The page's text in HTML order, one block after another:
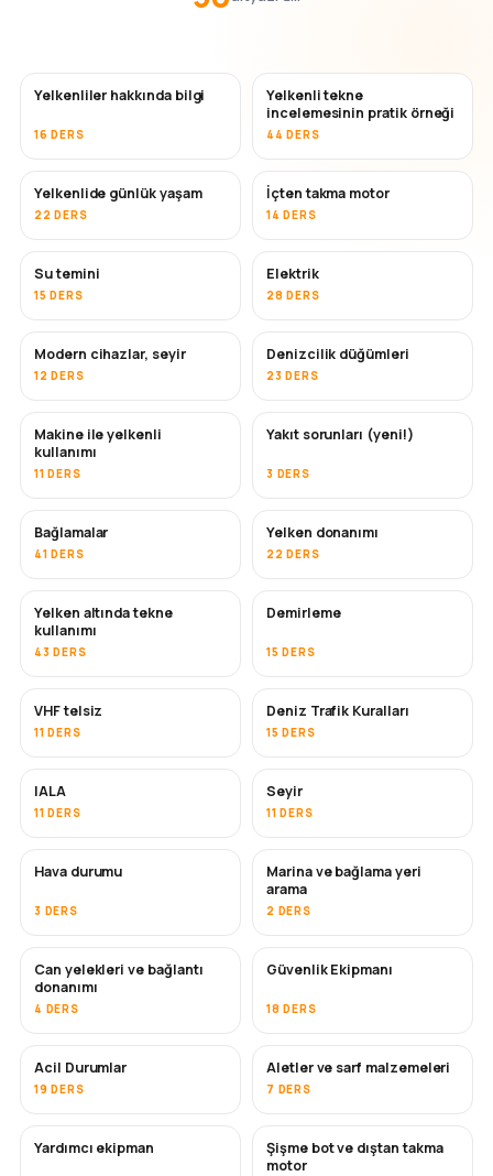
Yelkenliler hakkında bilgi
16 DERS
Yelkenli tekne
incelemesinin pratik örneği
44 DERS
Yelkenlide günlük yaşam
22 DERS
İçten takma motor
14 DERS
Su temini
15 DERS
Elektrik
28 DERS
Modern cihazlar, seyir
12 DERS
Denizcilik düğümleri
23 DERS
Makine ile yelkenli
kullanımı
11 DERS
Yakıt sorunları (yeni!)
3 DERS
Bağlamalar
41 DERS
Yelken donanımı
22 DERS
Yelken altında tekne
kullanımı
43 DERS
Demirleme
15 DERS
VHF telsiz
11 DERS
Deniz Trafik Kuralları
15 DERS
IALA
11 DERS
Seyir
11 DERS
Hava durumu
3 DERS
Marina ve bağlama yeri
arama
2 DERS
Can yelekleri ve bağlantı
donanımı
4 DERS
Güvenlik Ekipmanı
18 DERS
Acil Durumlar
19 DERS
Aletler ve sarf malzemeleri
7 DERS
Yardımcı ekipman
Şişme bot ve dıştan takma
motor